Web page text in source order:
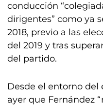
conducción
dirigentes” como ya
2018, previo a las
del 2019 y tras
del partido.
Desde el entorno del
ayer que Fernández